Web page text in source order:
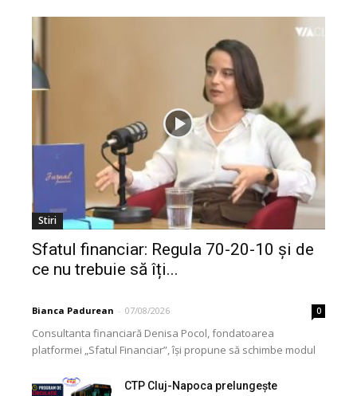
Stiri
Sfatul financiar: Regula 70-20-10 și de
ce nu trebuie să îți...
Bianca Padurean - 07/08/2026 0
Consultanta financiară Denisa Pocol, fondatoarea
platformei „Sfatul Financiar”, își propune să schimbe modul
de peste...
CTP Cluj-Napoca prelungește